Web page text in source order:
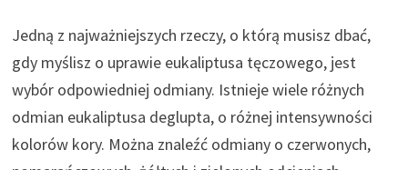
Jedną z najważniejszych rzeczy, o którą musisz dbać,
gdy myślisz o uprawie eukaliptusa tęczowego, jest
wybór odpowiedniej odmiany. Istnieje wiele różnych
odmian eukaliptusa deglupta, o różnej intensywności
kolorów kory. Można znaleźć odmiany o czerwonych,